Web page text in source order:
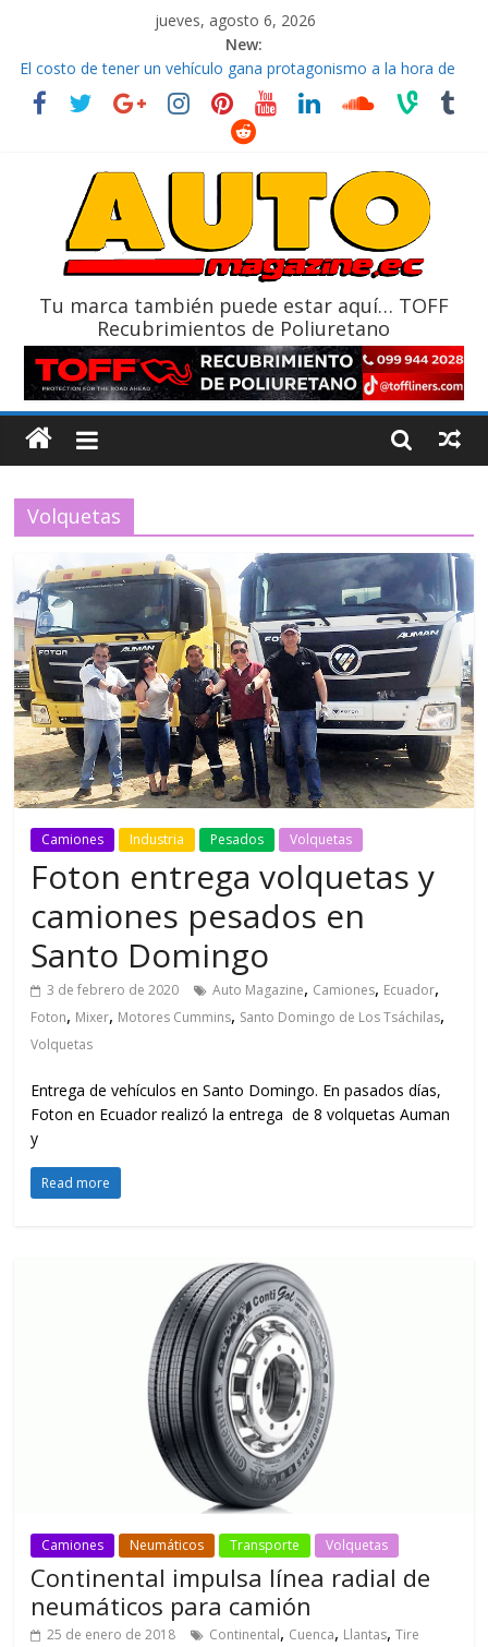
jueves, agosto 6, 2026
New:
El costo de tener un vehículo gana protagonismo a la hora de
decidir
Ultima película ‘Spider‑Man: Brand New Day’ pone en escena a
La Vuelta al Ecuador 2026, edición 47ª, recorre 7 provincias en 8
La FEDAK recibe 12 Sinotruk Bolden para cubrir las rutas de La
Tu marca también puede estar aquí… TOFF
Recubrimientos de Poliuretano
Volquetas
Camiones Industria Pesados Volquetas
Foton entrega volquetas y
camiones pesados en
Santo Domingo
3 de febrero de 2020 Auto Magazine, Camiones, Ecuador,
Foton, Mixer, Motores Cummins, Santo Domingo de Los Tsáchilas,
Volquetas
Entrega de vehículos en Santo Domingo. En pasados días,
Foton en Ecuador realizó la entrega de 8 volquetas Auman
y
Read more
Camiones Neumáticos Transporte Volquetas
Continental impulsa línea radial de
neumáticos para camión
25 de enero de 2018 Continental, Cuenca, Llantas,Tire